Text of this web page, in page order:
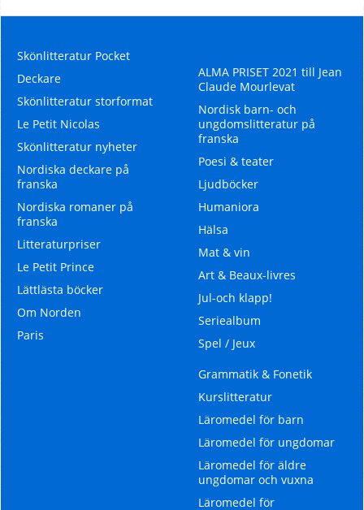
Skönlitteratur Pocket
Deckare
Skönlitteratur storformat
Le Petit Nicolas
Skönlitteratur nyheter
Nordiska deckare på
franska
Nordiska romaner på
franska
Litteraturpriser
Le Petit Prince
Lättlästa böcker
Om Norden
Paris
ALMA PRISET 2021 till Jean
Claude Mourlevat
Nordisk barn- och
ungdomslitteratur på
franska
Poesi & teater
Ljudböcker
Humaniora
Hälsa
Mat & vin
Art & Beaux-livres
Jul-och klapp!
Seriealbum
Spel / Jeux
Grammatik & Fonetik
Kurslitteratur
Läromedel för barn
Läromedel för ungdomar
Läromedel för äldre
ungdomar och vuxna
Läromedel för